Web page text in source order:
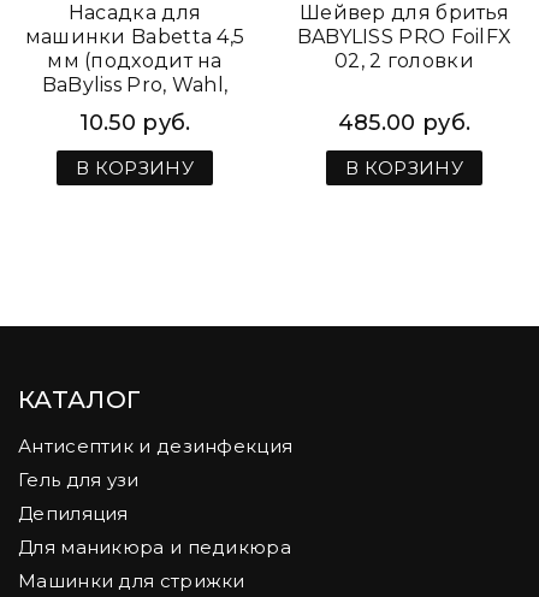
Насадка для
машинки Babetta 4,5
мм (подходит на
BaByliss Pro, Wahl,
JRL, RAGNAR)
10.50 руб.
В КОРЗИНУ
Шейвер для бритья
BABYLISS PRO FoilFX
02, 2 головки
485.00 руб.
В КОРЗИНУ
КАТАЛОГ
Антисептик и дезинфекция
Гель для узи
Депиляция
Для маникюра и педикюра
Машинки для стрижки